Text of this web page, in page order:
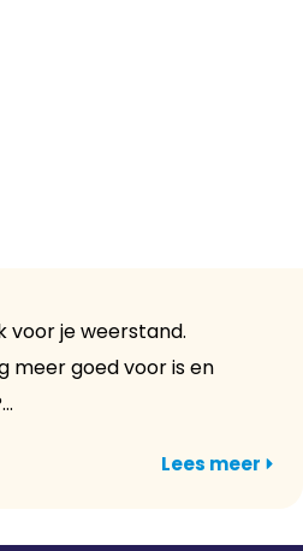
voor je weerstand.
meer goed voor is en
Lees meer